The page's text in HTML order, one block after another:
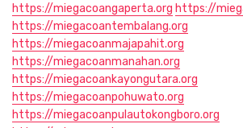
https://miegacoangaperta.org https://
https://miegacoantembalang.org
https://miegacoanmajapahit.org
https://miegacoanmanahan.org
https://miegacoankayongutara.org
https://miegacoanpohuwato.org
https://miegacoanpulautokongboro.org